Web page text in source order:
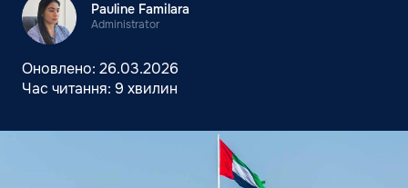
Pauline Familara
Administrator
Оновлено: 26.03.2026
Час читання: 9 хвилин